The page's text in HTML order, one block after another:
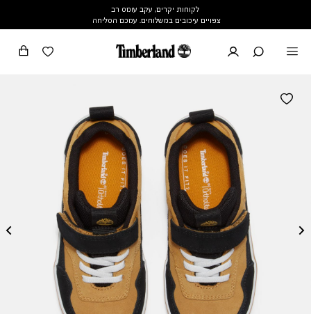
לקוחות יקרים, עקב עומס רב
צפויים עיכובים במשלוחים. עמכם הסליחה